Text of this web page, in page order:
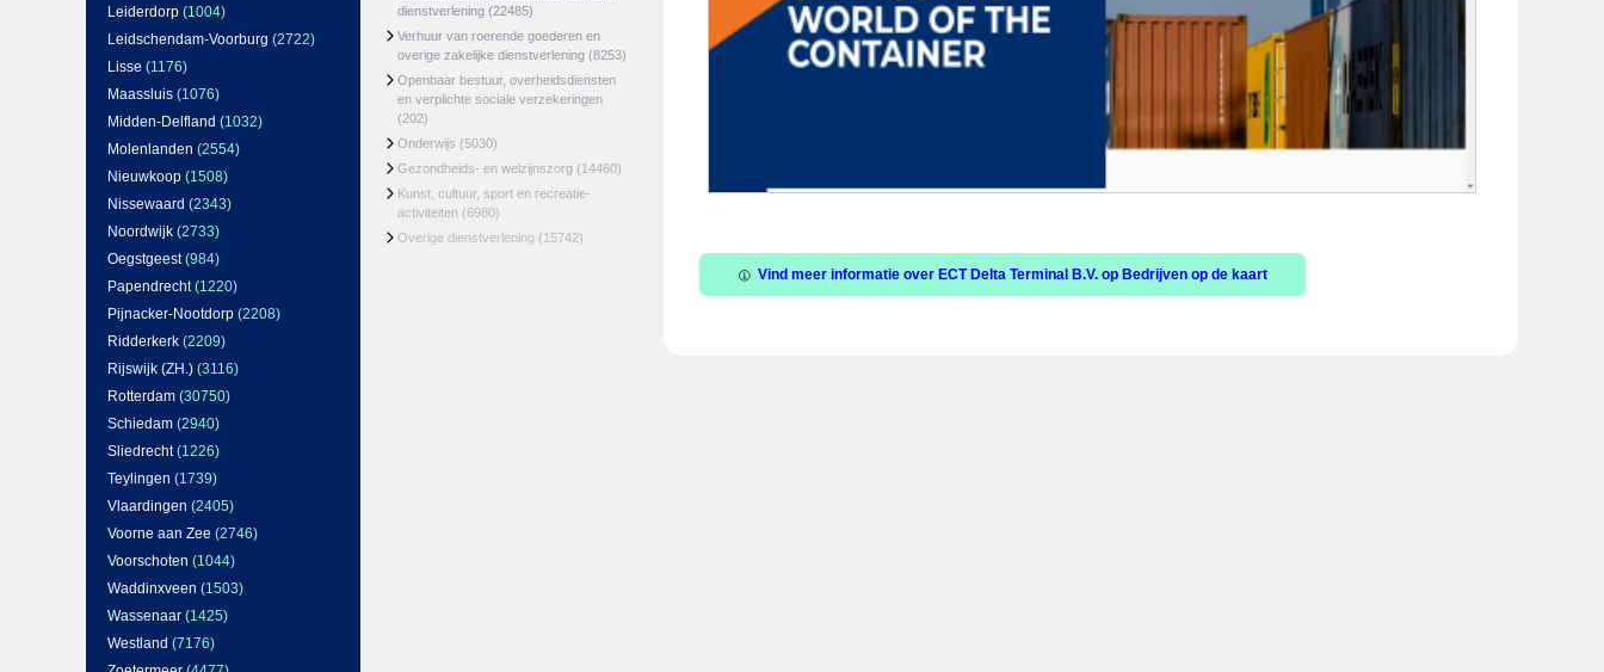
Leiderdorp (1004)
Leidschendam-Voorburg (2722)
Lisse (1176)
Maassluis (1076)
Midden-Delfland (1032)
Molenlanden (2554)
Nieuwkoop (1508)
Nissewaard (2343)
Noordwijk (2733)
Oegstgeest(984)
Papendrecht(1220)
Pijnacker-Nootdorp (2208)
Ridderkerk (2209)
Rijswijk (ZH.) (3116)
Rotterdam (30750)
Schiedam (2940)
Sliedrecht(1226)
Teylingen (1739)
Vlaardingen (2405)
Voorne aan Zee (2746)
Voorschoten (1044)
Waddinxveen (1503)
Wassenaar (1425)
Westland (7176)
dienstverlening (22485)
Verhuur van roerende goederen en
overige zakelijke dienstverlening (8253)
Openbaar bestuur, overheidsdiensten
en verplichte sociale verzekeringen
(202)
Onderwijs (5030)
Gezondheids- en welzijnszorg (14460)
Kunst, cultuur, sport en recreatie-
activiteiten (6980)
Overige dienstverlening (15742)
Vind meer informatie over ECT Delta Terminal B.V. op Bedrijven op de kaart